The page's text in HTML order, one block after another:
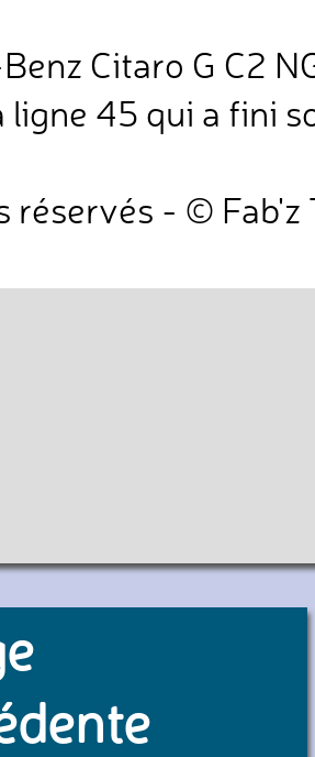
Citaro G C2
45 qui a fini
réservés - © Fab'z